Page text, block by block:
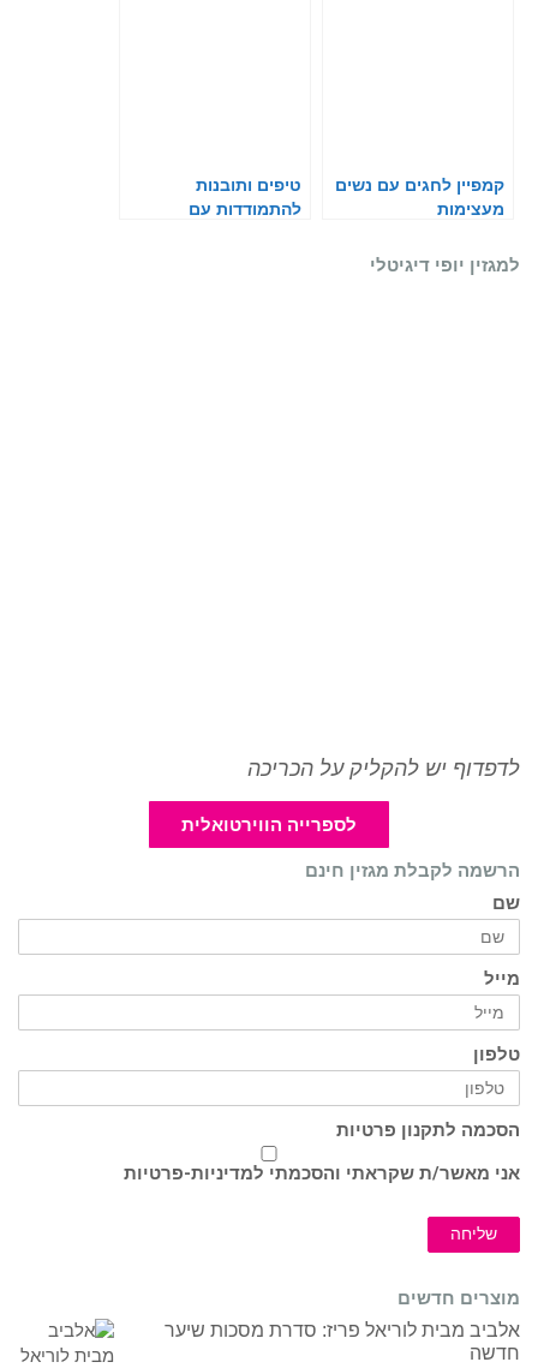
קמפיין לחגים עם נשים
מעצימות
טיפים ותובנות
להתמודדות עם
למגזין יופי דיגיטלי
לדפדוף יש להקליק על הכריכה
לספרייה הווירטואלית
הרשמה לקבלת מגזין חינם
שם
מייל
טלפון
הסכמה לתקנון פרטיות
אני מאשר/ת שקראתי והסכמתי למדיניות-פרטיות
שליחה
מוצרים חדשים
אלביב מבית לוריאל פריז: סדרת מסכות שיער
חדשה